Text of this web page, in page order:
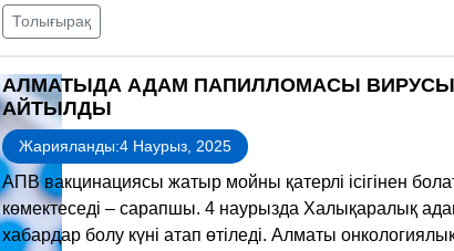
Толығырақ
АЛМАТЫДА АДАМ ПАПИЛЛОМАСЫ
АЙТЫЛДЫ
Жарияланды:4 Наурыз, 2025
АПВ вакцинациясы жатыр мойны қатерлі ісігінен
көмектеседі – сарапшы. 4 наурызда Халықаралық
хабардар болу күні атап өтіледі. Алматы